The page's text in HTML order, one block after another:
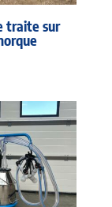
traite sur